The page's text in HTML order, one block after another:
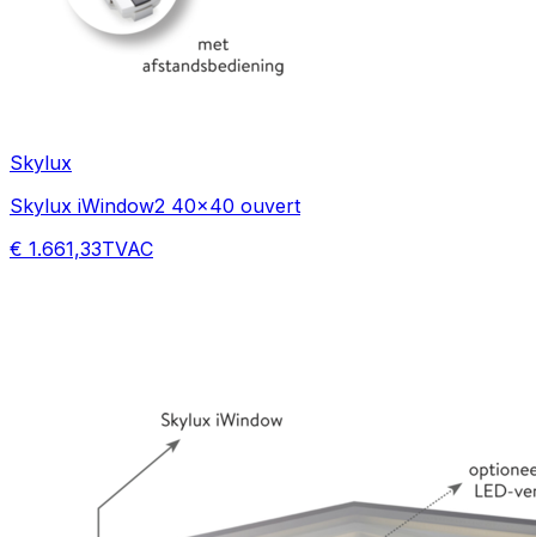
Skylux
Skylux iWindow2 40x40 ouvert
€ 1.661,33TVAC